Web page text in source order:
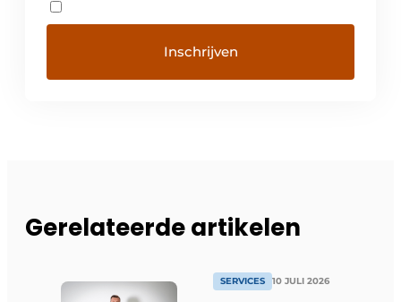
Gerelateerde artikelen
SERVICES 10 JULI 2026